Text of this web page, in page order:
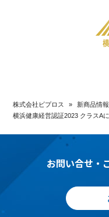
株式会社ビプロス » 新商品情
横浜健康経営認証2023 クラスA
お問い合せ・